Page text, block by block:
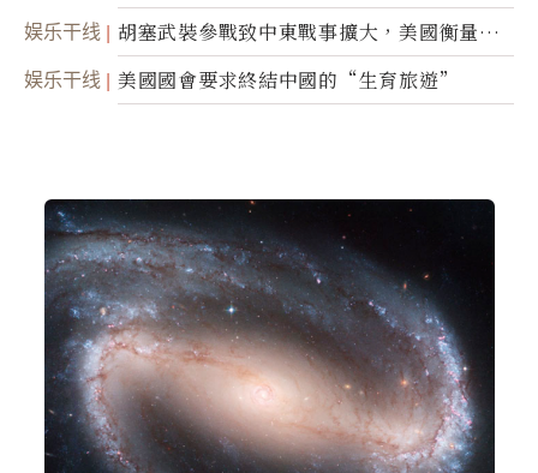
民權力度
娱乐干线
胡塞武裝參戰致中東戰事擴大，美國衡量地
面入侵的可能性
娱乐干线 美國國會要求終結中國的“生育旅遊”